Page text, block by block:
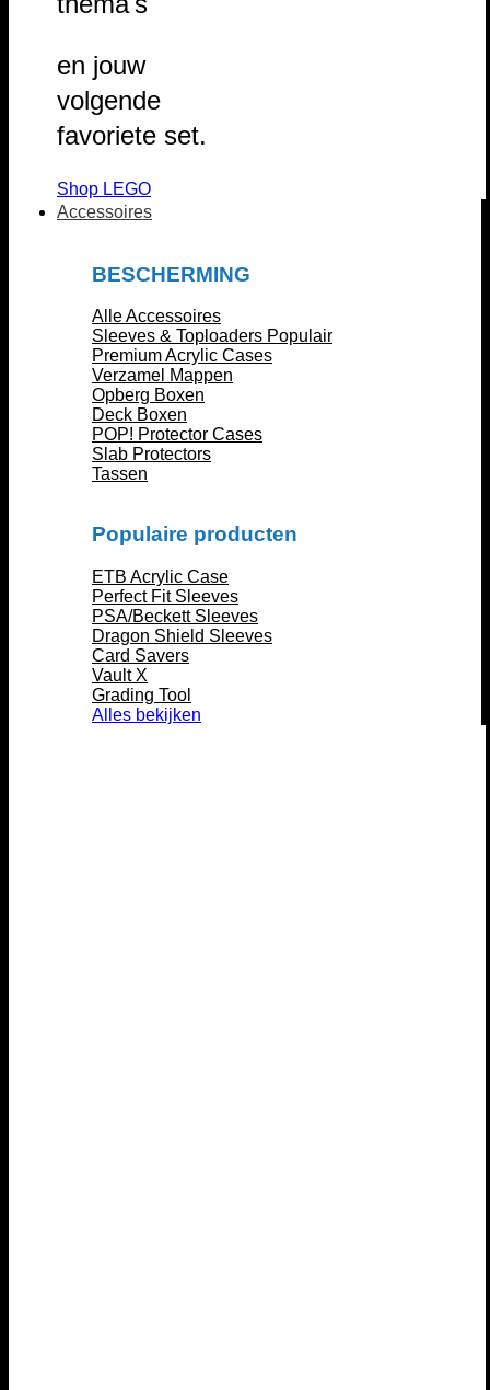
en jouw
volgende
favoriete set.
Shop LEGO
Accessoires
BESCHERMING
Alle Accessoires
Sleeves & Toploaders
Premium Acrylic Cases
Verzamel Mappen
Opberg Boxen
Deck Boxen
POP! Protector Cases
Slab Protectors
Tassen
Populaire producten
ETB Acrylic Case
Perfect Fit Sleeves
PSA/Beckett Sleeves
Dragon Shield Sleeves
Card Savers
Vault X
Grading Tool
Alles bekijken